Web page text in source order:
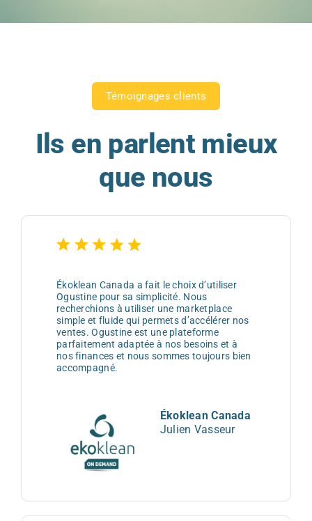
Témoignages clients
Ils en parlent mieux
que nous
Ékoklean Canada a fait le choix d’utiliser
Ogustine pour sa simplicité. Nous
recherchions à utiliser une marketplace
simple et fluide qui permets d’accélérer nos
ventes. Ogustine est une plateforme
parfaitement adaptée à nos besoins et à
nos finances et nous sommes toujours bien
accompagné.
Ékoklean Canada
Julien Vasseur